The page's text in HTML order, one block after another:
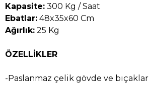
Kapasite: 300 Kg / Saat
Ebatlar: 48x35x60 Cm
Ağırlık: 25 Kg
ÖZELLİKLER
-Paslanmaz çelik gövde ve bıçaklar